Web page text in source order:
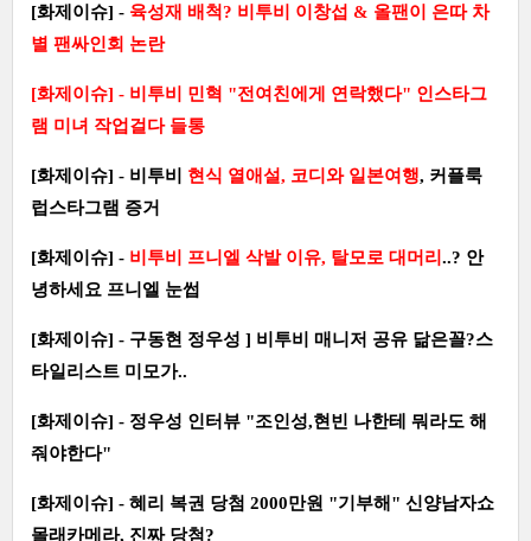
[화제이슈] - 육성재 배척? 비투비 이창섭 & 올팬이 은따 차
별 팬싸인회 논란
[화제이슈] - 비투비 민혁 "전여친에게 연락했다" 인스타그
램 미녀 작업걸다 들통
[화제이슈] - 비투비 현식 열애설, 코디와 일본여행, 커플룩
럽스타그램 증거
[화제이슈] - 비투비 프니엘 삭발 이유, 탈모로 대머리 ..? 안
녕하세요 프니엘 눈썹
[화제이슈] - 구동현 정우성 ] 비투비 매니저 공유 닮은꼴?스
타일리스트 미모가..
[화제이슈] - 정우성 인터뷰 "조인성,현빈 나한테 뭐라도 해
줘야한다"
[화제이슈] - 혜리 복권 당첨 2000만원 "기부해" 신양남자쇼
몰래카메라, 진짜 당첨?